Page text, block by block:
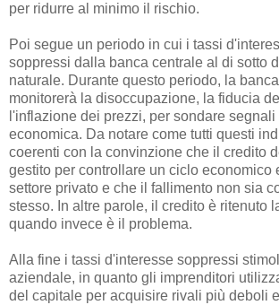
per ridurre al minimo il rischio.
Poi segue un periodo in cui i tassi
soppressi dalla banca centrale al di sotto
naturale. Durante questo periodo, la
monitorerà la disoccupazione, la fiducia
l'inflazione dei prezzi, per sondare segnali
economica. Da notare come tutti questi
coerenti con la convinzione che il credito
gestito per controllare un ciclo economico
settore privato e che il fallimento non sia
stesso. In altre parole, il credito è ritenuto
quando invece è il problema.
Alla fine i tassi d'interesse soppressi
aziendale, in quanto gli imprenditori
del capitale per acquisire rivali più deboli